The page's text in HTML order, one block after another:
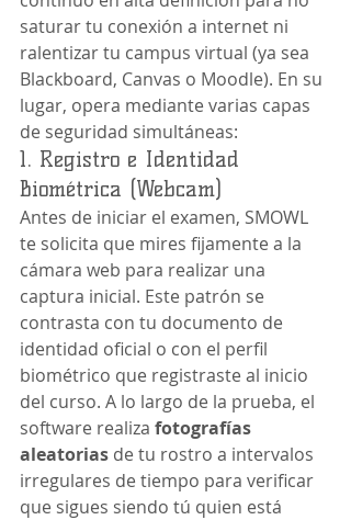
saturar tu conexión a internet ni
ralentizar tu campus virtual (ya sea
Blackboard, Canvas o Moodle). En su
lugar, opera mediante varias capas
de seguridad simultáneas:
1. Registro e Identidad
Biométrica (Webcam)
Antes de iniciar el examen, SMOWL
te solicita que mires fijamente a la
cámara web para realizar una
captura inicial. Este patrón se
contrasta con tu documento de
identidad oficial o con el perfil
biométrico que registraste al inicio
del curso. A lo largo de la prueba, el
software realiza fotografías
aleatorias de tu rostro a intervalos
irregulares de tiempo para verificar
que sigues siendo tú quien está